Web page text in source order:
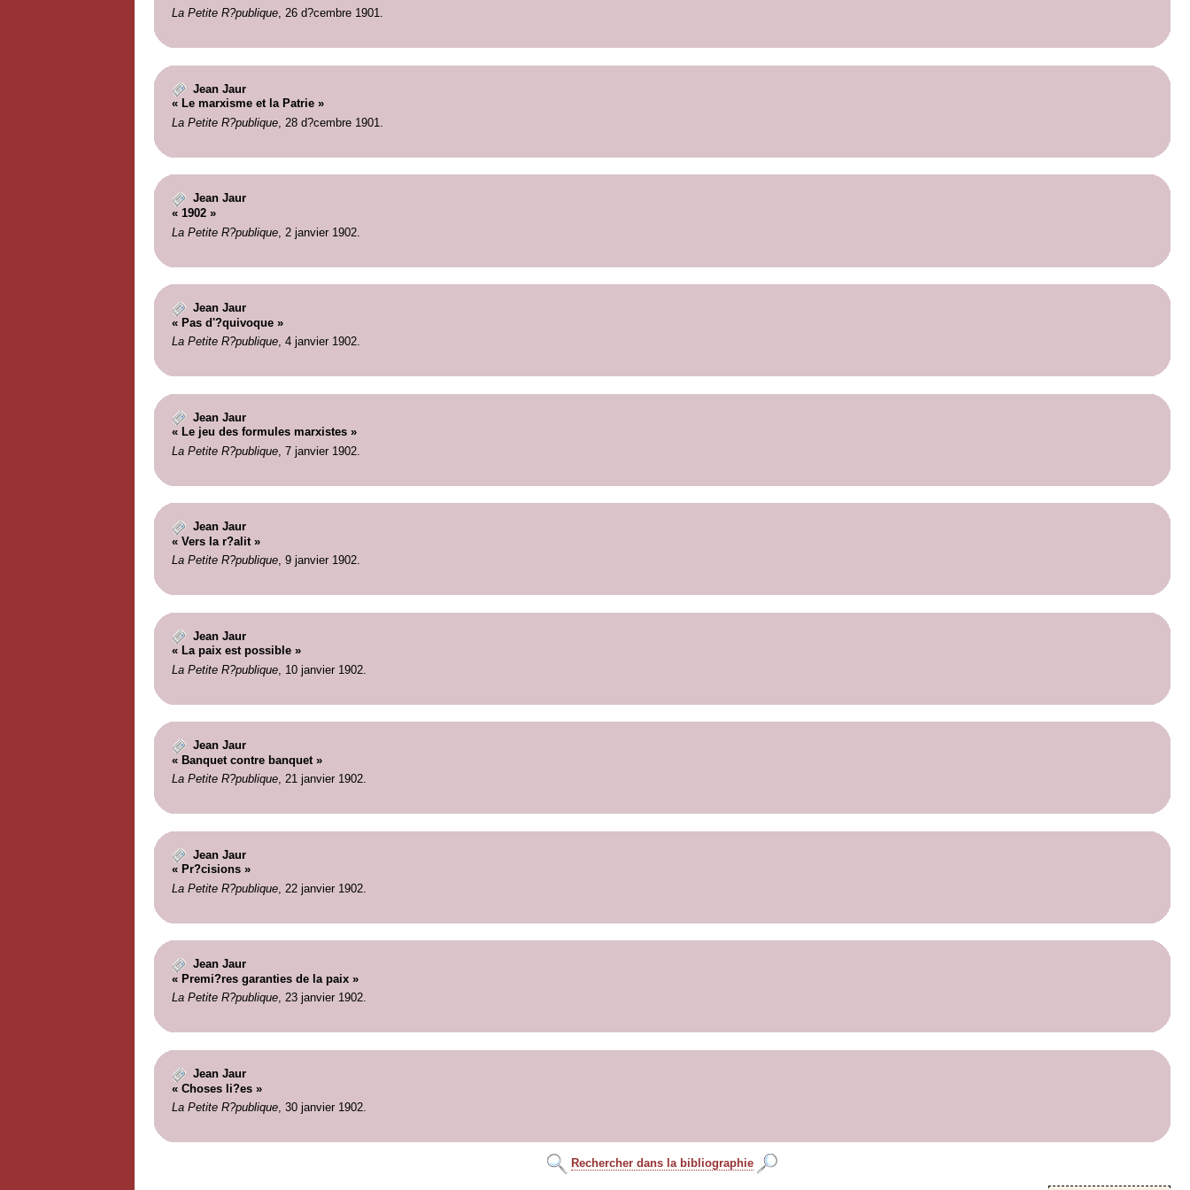
La Petite R?publique, 26 d?cembre 1901.
Jean Jaur
« Le marxisme et la Patrie »
La Petite R?publique, 28 d?cembre 1901.
Jean Jaur
« 1902 »
La Petite R?publique, 2 janvier 1902.
Jean Jaur
« Pas d'?quivoque »
La Petite R?publique, 4 janvier 1902.
Jean Jaur
« Le jeu des formules marxistes »
La Petite R?publique, 7 janvier 1902.
Jean Jaur
« Vers la r?alit »
La Petite R?publique, 9 janvier 1902.
Jean Jaur
« La paix est possible »
La Petite R?publique, 10 janvier 1902.
Jean Jaur
« Banquet contre banquet »
La Petite R?publique, 21 janvier 1902.
Jean Jaur
« Pr?cisions »
La Petite R?publique, 22 janvier 1902.
Jean Jaur
« Premi?res garanties de la paix »
La Petite R?publique, 23 janvier 1902.
Jean Jaur
« Choses li?es »
La Petite R?publique, 30 janvier 1902.
Rechercher dans la bibliographie